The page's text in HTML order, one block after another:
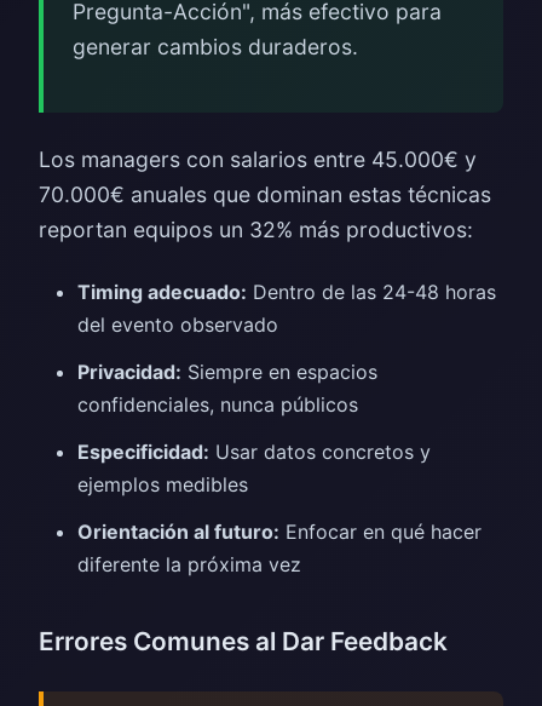
Pregunta-Acción", más efectivo para
generar cambios duraderos.
Los managers con salarios entre 45.000€ y
70.000€ anuales que dominan estas técnicas
reportan equipos un 32% más productivos:
Timing adecuado: Dentro de las 24-48 horas
del evento observado
Privacidad: Siempre en espacios
confidenciales, nunca públicos
Especificidad: Usar datos concretos y
ejemplos medibles
Orientación al futuro: Enfocar en qué hacer
diferente la próxima vez
Errores Comunes al Dar Feedback